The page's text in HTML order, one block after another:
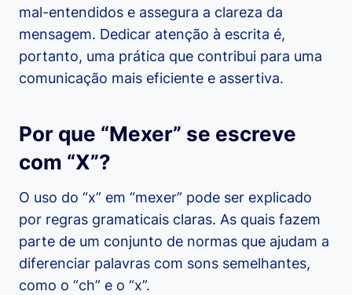
mal-entendidos e assegura a clareza da
mensagem. Dedicar atenção à escrita é,
portanto, uma prática que contribui para uma
comunicação mais eficiente e assertiva.
Por que “Mexer” se escreve
com “X”?
O uso do “x” em “mexer” pode ser explicado
por regras gramaticais claras. As quais fazem
parte de um conjunto de normas que ajudam a
diferenciar palavras com sons semelhantes,
como o “ch” e o “x”.